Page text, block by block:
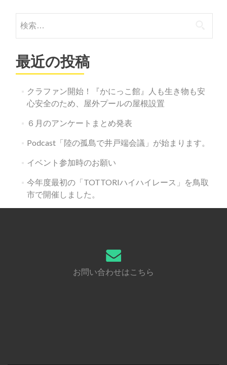
索:
最近の投稿
クラファン開始！『かにっこ館』人も生き物も安
心安全のため、屋外プールの屋根設置
６月のアンケートまとめ発表
Podcast「陸の孤島で井戸端会議」が始まります。
イベント参加時のお願い
今年度最初の「TOTTORIハイハイレース」を鳥取
市で開催しました。
お問い合わせはこちら